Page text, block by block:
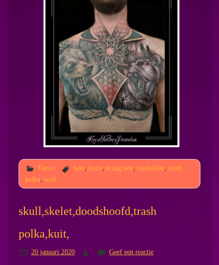
Tattoo beer, borst, kraag nek medaillon trash
polka wolf
skull,skelet,doodshoofd,trash
polka,kuit,
20 januari 2020 Geef een reactie